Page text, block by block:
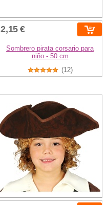
2,15 €
Sombrero pirata corsario para
niño - 50 cm
(12)